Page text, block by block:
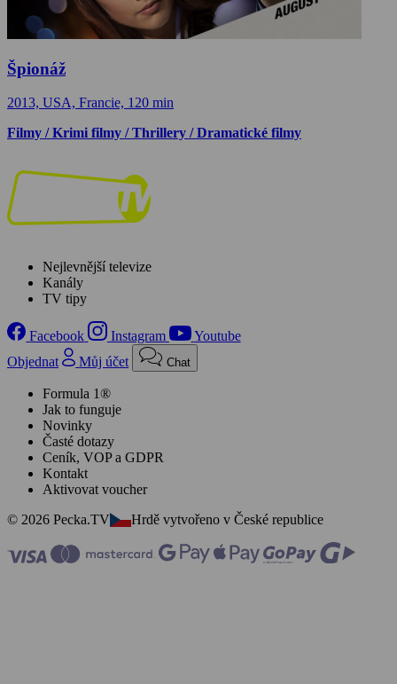
Špionáž
2013, USA, Francie, 120 min
Filmy / Krimi filmy / Thrillery / Dramatické filmy
Nejlevnější televize
Kanály
TV tipy
Facebook Instagram
Youtube
Objednat
Můj účet Chat
Formula 1®
Jak to funguje
Novinky
Časté dotazy
Ceník, VOP a GDPR
Kontakt
Aktivovat voucher
© 2026 Pecka.TV
Hrdě vytvořeno v České republice